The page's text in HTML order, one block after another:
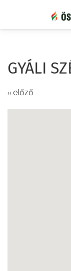
tartalomra
GYÁLI
‹‹ előző